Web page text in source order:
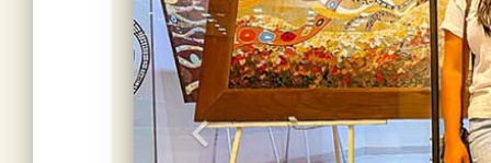
keyboard_arrow_left